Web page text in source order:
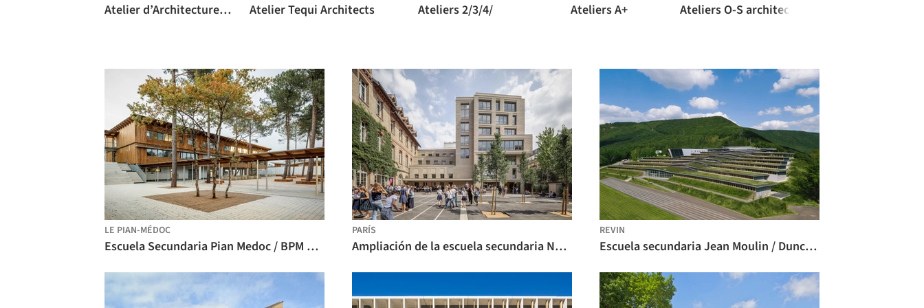
Atelier d’Architecture Brenac-Gonzalez Atelier Tequi Architects Ateliers 2/3/4/ Ateliers A+ Ateliers O-S architectes
LE PIAN-MÉDOC
Escuela Secundaria Pian Medoc / BPM Architectes
PARÍS
Ampliación de la escuela secundaria Notre-Dame des Oiseaux / Bien Urbain - Atelier d'architecture + Fayolle Pilon architectes associés
REVIN
Escuela secundaria Jean Moulin / Duncan Lewis Scape Architecture